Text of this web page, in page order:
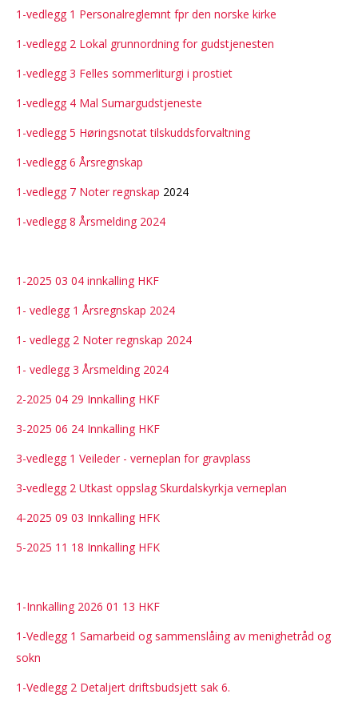
1-vedlegg 1 Personalreglemnt fpr den norske kirke
1-vedlegg 2 Lokal grunnordning for gudstjenesten
1-vedlegg 3 Felles sommerliturgi i prostiet
1-vedlegg 4 Mal Sumargudstjeneste
1-vedlegg 5 Høringsnotat tilskuddsforvaltning
1-vedlegg 6 Årsregnskap
1-vedlegg 7 Noter regnskap 2024
1-vedlegg 8 Årsmelding 2024
1-2025 03 04 innkalling HKF
1- vedlegg 1 Årsregnskap 2024
1- vedlegg 2 Noter regnskap 2024
1- vedlegg 3 Årsmelding 2024
2-2025 04 29 Innkalling HKF
3-2025 06 24 Innkalling HKF
3-vedlegg 1 Veileder - verneplan for gravplass
3-vedlegg 2 Utkast oppslag Skurdalskyrkja verneplan
4-2025 09 03 Innkalling HFK
5-2025 11 18 Innkalling HFK
1-Innkalling 2026 01 13 HKF
1-Vedlegg 1 Samarbeid og sammenslåing av menighetråd og
sokn
1-Vedlegg 2 Detaljert driftsbudsjett sak 6.